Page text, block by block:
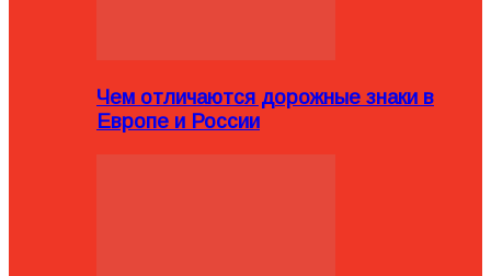
Чем отличаются дорожные знаки в
Европе и России